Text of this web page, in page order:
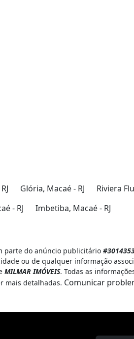
Glória, Macaé - RJ
Riviera
- RJ Imbetiba, Macaé - RJ
parte do anúncio publicitário
ou de qualquer informação
MILMAR IMÓVEIS. Todas as
mais detalhadas. Comunicar